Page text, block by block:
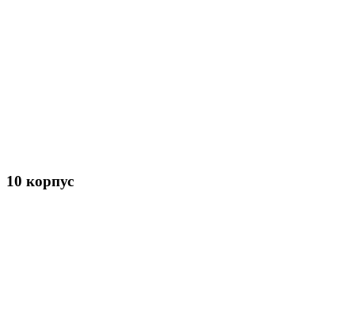
10 корпус